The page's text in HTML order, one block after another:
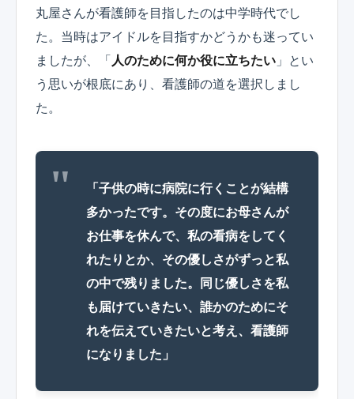
丸屋さんが看護師を目指したのは中学時代でし
た。当時はアイドルを目指すかどうかも迷ってい
ましたが、「人のために何か役に立ちたい 」とい
う思いが根底にあり、看護師の道を選択しまし
た。
「子供の時に病院に行くことが結構
多かったです。その度にお母さんが
お仕事を休んで、私の看病をしてく
れたりとか、その優しさがずっと私
の中で残りました。同じ優しさを私
も届けていきたい、誰かのためにそ
れを伝えていきたいと考え、看護師
になりました」